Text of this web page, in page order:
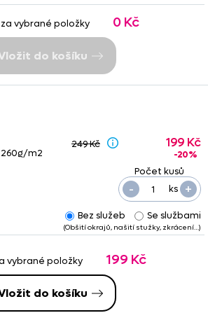
vybrané položky 0 Kč
do košíku
m2
ks +
-
249 Kč 199 Kč
-20%
Bez služeb Se službami
(Obšití okrajů, našití stužky, zkrácení…)
vybrané položky 199 Kč
do košíku